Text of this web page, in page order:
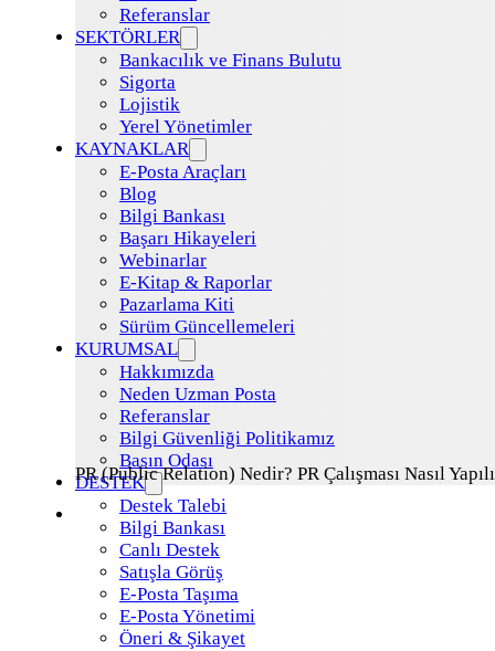
Referanslar
SEKTÖRLER
Bankacılık ve Finans Bulutu
Sigorta
Lojistik
Yerel Yönetimler
KAYNAKLAR
E-Posta Araçları
Blog
Bilgi Bankası
Başarı Hikayeleri
Webinarlar
E-Kitap & Raporlar
Pazarlama Kiti
Sürüm Güncellemeleri
KURUMSAL
Hakkımızda
Neden Uzman Posta
Referanslar
Bilgi Güvenliği Politikamız
Basın Odası
DESTEK
Destek Talebi
Bilgi Bankası
Canlı Destek
Satışla Görüş
E-Posta Taşıma
E-Posta Yönetimi
Öneri & Şikayet
PR (Public Relation) Nedir? PR Çalışması Nasıl